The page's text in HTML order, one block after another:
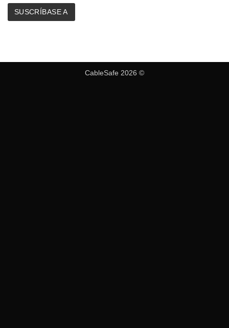
CableSafe 2026 ©